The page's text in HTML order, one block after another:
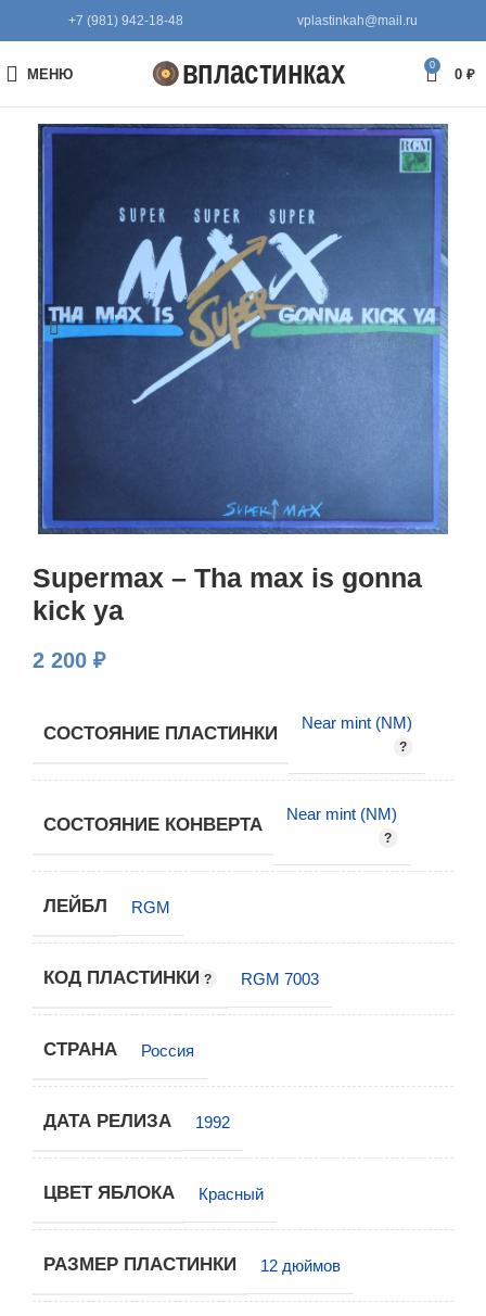
+7 (981) 942-18-48 vplastinkah@mail.ru
МЕНЮ
0
0 ₽
Supermax – Tha max is gonna
kick ya
2 200 ₽
СОСТОЯНИЕ ПЛАСТИНКИ
Near mint (NM)
СОСТОЯНИЕ КОНВЕРТА
Near mint (NM)
ЛЕЙБЛ RGM
КОД ПЛАСТИНКИ RGM 7003
СТРАНА Россия
ДАТА РЕЛИЗА 1992
ЦВЕТ ЯБЛОКА Красный
РАЗМЕР ПЛАСТИНКИ 12 дюймов